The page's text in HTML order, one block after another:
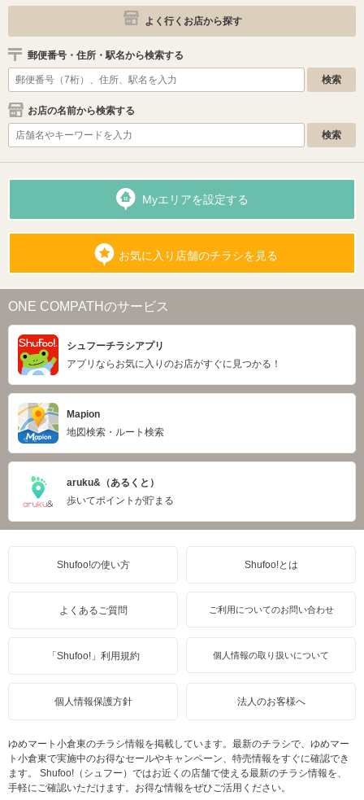
よく行くお店から探す
郵便番号・住所・駅名から検索する
お店の名前から検索する
Myエリアを設定する
お気に入り店舗のチラシを見る
ONE COMPATHのサービス
シュフーチラシアプリ
アプリならお気に入りのお店がすぐに見つかる！
Mapion
地図検索・ルート検索
aruku&（あるくと）
歩いてポイントが貯まる
Shufoo!の使い方 Shufoo!とは
よくあるご質問 ご利用についてのお問い合わせ
「Shufoo!」利用規約 個人情報の取り扱いについて
個人情報保護方針 法人のお客様へ
ゆめマート小倉東のチラシ情報を掲載しています。最新のチラシで、ゆめマー
ト小倉東で実施中のお得なセールやキャンペーン、特売情報をすぐに確認でき
ます。 Shufoo!（シュフー）ではお近くの店舗で使える最新のチラシ情報を、
手軽にご確認いただけます。お得な情報をぜひご活用ください。